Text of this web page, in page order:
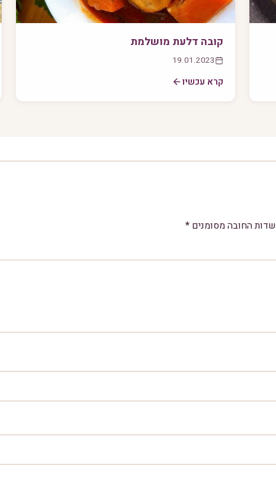
קובה דלעת מושלמת
19.01.2023
קרא עכשיו
שדות החובה מסומנים *